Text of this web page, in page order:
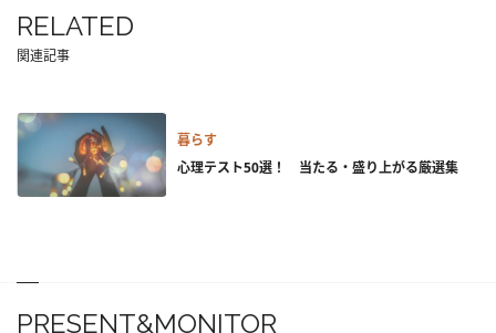
RELATED
関連記事
暮らす
心理テスト50選！ 当たる・盛り上がる厳選集
PRESENT&MONITOR